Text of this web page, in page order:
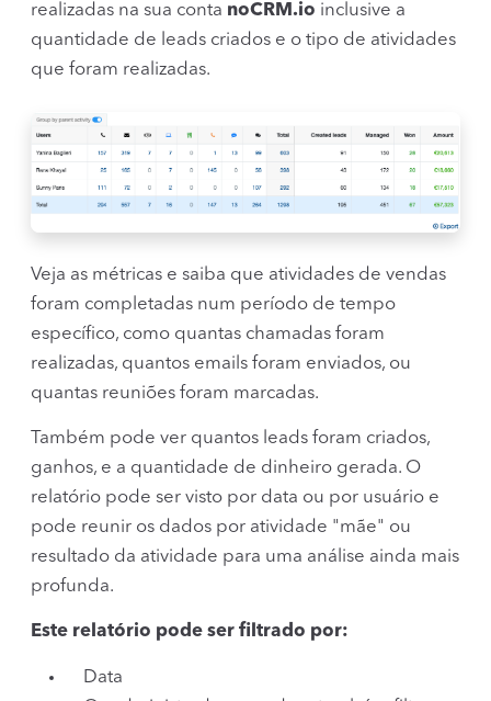
realizadas na sua conta noCRM.io inclusive a
quantidade de leads criados e o tipo de atividades
que foram realizadas.
Veja as métricas e saiba que atividades de vendas
foram completadas num período de tempo
específico, como quantas chamadas foram
realizadas, quantos emails foram enviados, ou
quantas reuniões foram marcadas.
Também pode ver quantos leads foram criados,
ganhos, e a quantidade de dinheiro gerada. O
relatório pode ser visto por data ou por usuário e
pode reunir os dados por atividade "mãe" ou
resultado da atividade para uma análise ainda mais
profunda.
Este relatório pode ser filtrado por:
Data